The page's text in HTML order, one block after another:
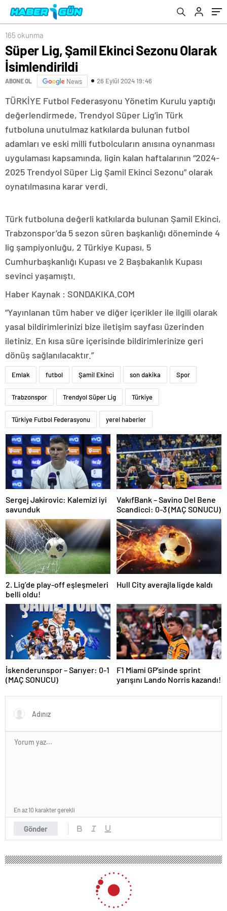
165 okunma
Süper Lig, Şamil Ekinci Sezonu Olarak
İsimlendirildi
ABONE OL News 26 Eylül 2024 19:46
TÜRKİYE Futbol Federasyonu Yönetim Kurulu yaptığı
değerlendirmede, Trendyol Süper Lig’in Türk
futboluna unutulmaz katkılarda bulunan futbol
adamları ve eski milli futbolcuların anısına oynanması
uygulaması kapsamında, ligin kalan haftalarının “2024-
2025 Trendyol Süper Lig Şamil Ekinci Sezonu” olarak
oynatılmasına karar verdi.
Türk futboluna değerli katkılarda bulunan Şamil Ekinci,
Trabzonspor’da 5 sezon süren başkanlığı döneminde 4
lig şampiyonluğu, 2 Türkiye Kupası, 5
Cumhurbaşkanlığı Kupası ve 2 Başbakanlık Kupası
sevinci yaşamıştı.
Haber Kaynak : SONDAKIKA.COM
“Yayınlanan tüm haber ve diğer içerikler ile ilgili olarak
yasal bildirimlerinizi bize iletişim sayfası üzerinden
iletiniz. En kısa süre içerisinde bildirimlerinize geri
dönüş sağlanılacaktır.”
Emlak futbol Şamil Ekinci son dakika Spor
Trabzonspor Trendyol Süper Lig Türkiye
Türkiye Futbol Federasyonu yerel haberler
Sergej Jakirovic: Kalemizi iyi
savunduk
VakıfBank – Savino Del Bene
Scandicci: 0-3 (MAÇ SONUCU)
2. Lig’de play-off eşleşmeleri
belli oldu!
Hull City averajla ligde kaldı
İskenderunspor – Sarıyer: 0-1
(MAÇ SONUCU)
F1 Miami GP’sinde sprint
yarışını Lando Norris kazandı!
Gönder
En az 10 karakter gerekli